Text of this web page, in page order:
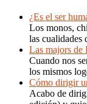
¿Es el ser
Los monos,
las cualidades
Las majors
Cuando nos
los mismos
Cómo dirigir
Acabo de